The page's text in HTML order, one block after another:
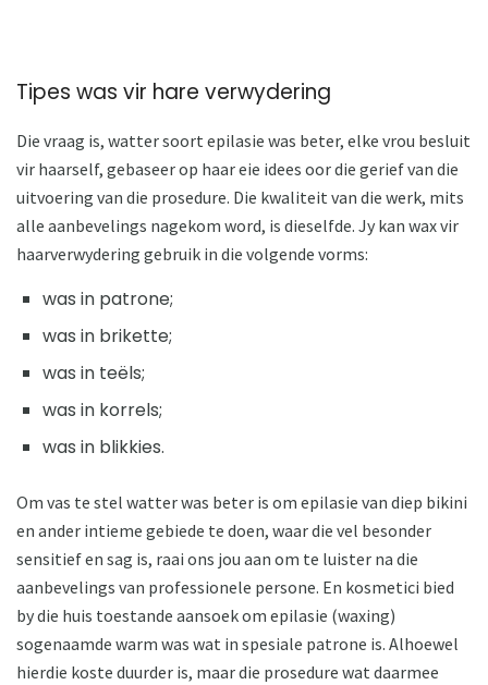
Tipes was vir hare verwydering
Die vraag is, watter soort epilasie was beter, elke vrou besluit
vir haarself, gebaseer op haar eie idees oor die gerief van die
uitvoering van die prosedure. Die kwaliteit van die werk, mits
alle aanbevelings nagekom word, is dieselfde. Jy kan wax vir
haarverwydering gebruik in die volgende vorms:
was in patrone;
was in brikette;
was in teëls;
was in korrels;
was in blikkies.
Om vas te stel watter was beter is om epilasie van diep bikini
en ander intieme gebiede te doen, waar die vel besonder
sensitief en sag is, raai ons jou aan om te luister na die
aanbevelings van professionele persone. En kosmetici bied
by die huis toestande aansoek om epilasie (waxing)
sogenaamde warm was wat in spesiale patrone is. Alhoewel
hierdie koste duurder is, maar die prosedure wat daarmee